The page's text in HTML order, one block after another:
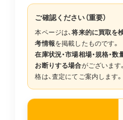
ご確認ください（重要）
本ページは、将来的に買取を
考情報を掲載したものです。
在庫状況・市場相場・規格・数
お断りする場合がございます
格は、査定にてご案内します。